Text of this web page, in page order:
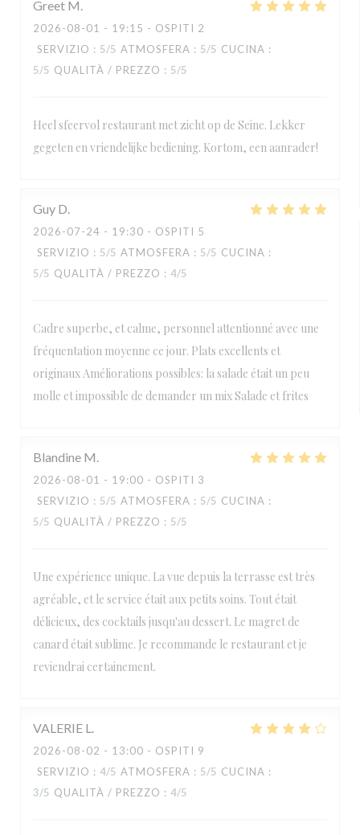
Greet M
2026-08-01 - 19:15 - OSPITI 2
SERVIZIO : 5/5 ATMOSFERA : 5/5 CUCINA :
5/5 QUALITÀ / PREZZO : 5/5
Heel sfeervol restaurant met zicht op de Seine. Lekker
gegeten en vriendelijke bediening. Kortom, een aanrader!
Guy D
2026-07-24 - 19:30 - OSPITI 5
SERVIZIO : 5/5 ATMOSFERA : 5/5 CUCINA :
5/5 QUALITÀ / PREZZO : 4/5
Cadre superbe, et calme, personnel attentionné avec une
fréquentation moyenne ce jour. Plats excellents et
originaux Améliorations possibles: la salade était un peu
molle et impossible de demander un mix Salade et frites
Blandine M
2026-08-01 - 19:00 - OSPITI 3
SERVIZIO : 5/5 ATMOSFERA : 5/5 CUCINA :
5/5 QUALITÀ / PREZZO : 5/5
Une expérience unique. La vue depuis la terrasse est très
agréable, et le service était aux petits soins. Tout était
délicieux, des cocktails jusqu'au dessert. Le magret de
canard était sublime. Je recommande le restaurant et je
reviendrai certainement.
VALERIE L
2026-08-02 - 13:00 - OSPITI 9
SERVIZIO : 4/5 ATMOSFERA : 5/5 CUCINA :
3/5 QUALITÀ / PREZZO : 4/5